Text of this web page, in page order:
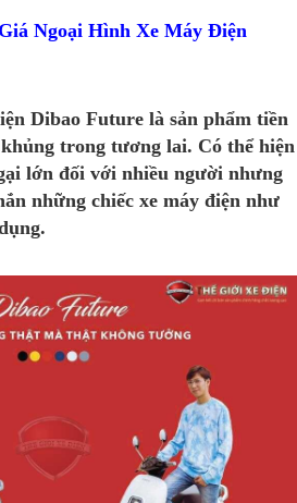
Ngoại Hình Xe Máy Điện
Dibao Future là sản phẩm tiền
trong tương lai. Có thể hiện
lớn đối với nhiều người nhưng
những chiếc xe máy điện như